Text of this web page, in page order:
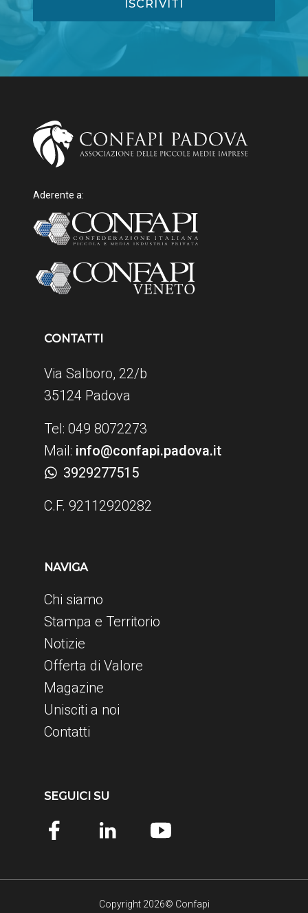
Aderente a:
CONTATTI
Via Salboro, 22/b
35124 Padova
Tel: 049 8072273
Mail: info@confapi.padova.it
3929277515
C.F. 92112920282
NAVIGA
Chi siamo
Stampa e Territorio
Notizie
Offerta di Valore
Magazine
Unisciti a noi
Contatti
SEGUICI SU
Copyright 2026© Confapi